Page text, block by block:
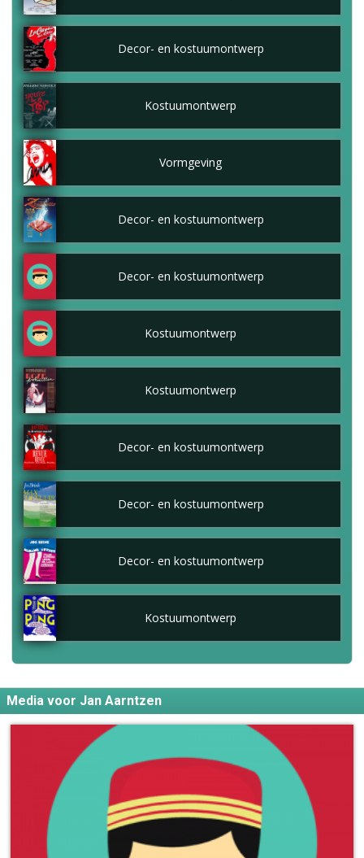
Decor- en kostuumontwerp
Kostuumontwerp
Vormgeving
Decor- en kostuumontwerp
Decor- en kostuumontwerp
Kostuumontwerp
Kostuumontwerp
Decor- en kostuumontwerp
Decor- en kostuumontwerp
Decor- en kostuumontwerp
Kostuumontwerp
Media voor Jan Aarntzen